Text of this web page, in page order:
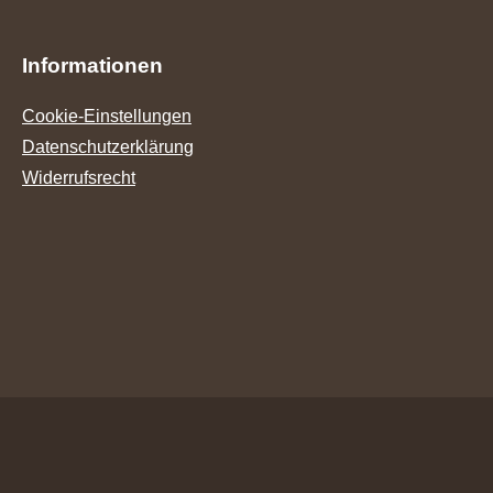
Informationen
Cookie-Einstellungen
Datenschutzerklärung
Widerrufsrecht